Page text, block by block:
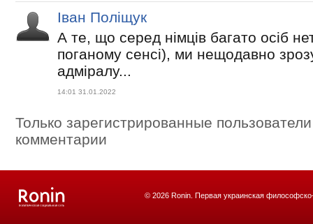
Іван Поліщук
А те, що серед німців багато осіб
поганому сенсі), ми нещодавно
адміралу...
14:01 31.01.2022
Только зарегистрированные
комментарии
© 2026 Ronin. Первая украинская